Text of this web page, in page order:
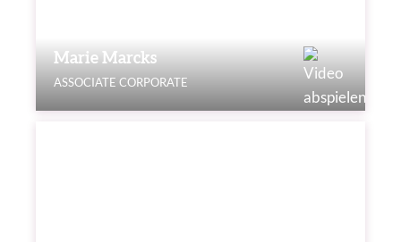
Marie Marcks
ASSOCIATE CORPORATE